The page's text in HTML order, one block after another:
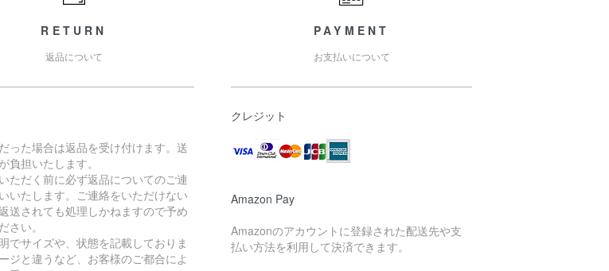
RETURN
返品について
った場合は返品を受け付けます。送
負担いたします。
ただく前に必ず返品についてのご連
いたします。ご連絡をいただけない
送されても処理しかねますので予め
さい。
でサイズや、状態を記載しておりま
ジと違うなど、お客様のご都合によ
PAYMENT
お支払いについて
クレジット
Amazon Pay
Amazonのアカウントに登録された配送先や支
払い方法を利用して決済できます。